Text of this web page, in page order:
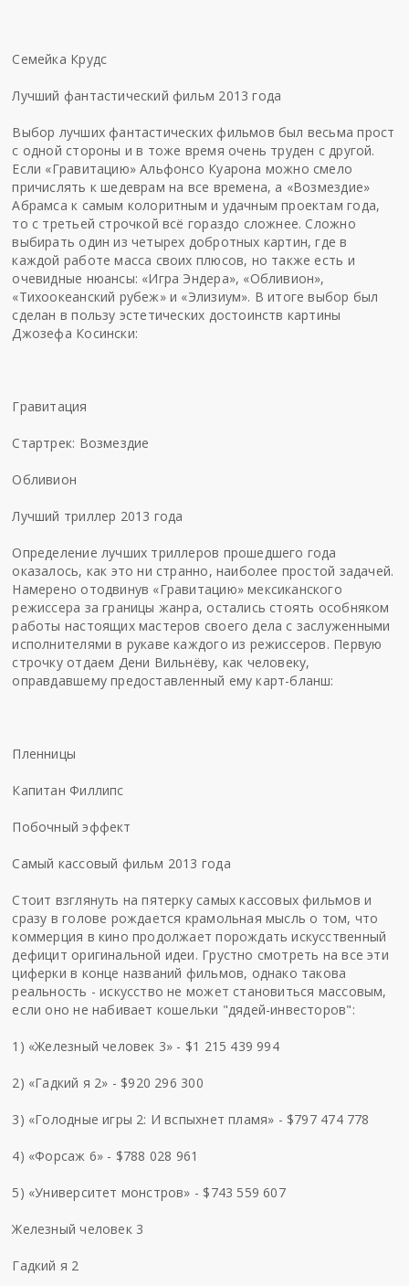
Семейка Крудс
Лучший фантастический фильм 2013 года
Выбор лучших фантастических фильмов был весьма прост
с одной стороны и в тоже время очень труден с другой.
Если «Гравитацию» Альфонсо Куарона можно смело
причислять к шедеврам на все времена, а «Возмездие»
Абрамса к самым колоритным и удачным проектам года,
то с третьей строчкой всё гораздо сложнее. Сложно
выбирать один из четырех добротных картин, где в
каждой работе масса своих плюсов, но также есть и
очевидные нюансы: «Игра Эндера», «Обливион»,
«Тихоокеанский рубеж» и «Элизиум». В итоге выбор был
сделан в пользу эстетических достоинств картины
Джозефа Косински:
Гравитация
Стартрек: Возмездие
Обливион
Лучший триллер 2013 года
Определение лучших триллеров прошедшего года
оказалось, как это ни странно, наиболее простой задачей.
Намерено отодвинув «Гравитацию» мексиканского
режиссера за границы жанра, остались стоять особняком
работы настоящих мастеров своего дела с заслуженными
исполнителями в рукаве каждого из режиссеров. Первую
строчку отдаем Дени Вильнёву, как человеку,
оправдавшему предоставленный ему карт-бланш:
Пленницы
Капитан Филлипс
Побочный эффект
Самый кассовый фильм 2013 года
Стоит взглянуть на пятерку самых кассовых фильмов и
сразу в голове рождается крамольная мысль о том, что
коммерция в кино продолжает порождать искусственный
дефицит оригинальной идеи. Грустно смотреть на все эти
циферки в конце названий фильмов, однако такова
реальность - искусство не может становиться массовым,
если оно не набивает кошельки "дядей-инвесторов":
1) «Железный человек 3» - $1 215 439 994
2) «Гадкий я 2» - $920 296 300
3) «Голодные игры 2: И вспыхнет пламя» - $797 474 778
4) «Форсаж 6» - $788 028 961
5) «Университет монстров» - $743 559 607
Железный человек 3
Гадкий я 2